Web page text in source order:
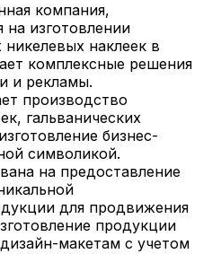
компания,
изготовлении
наклеек в
комплексные решения
и рекламы.
производство
гальванических
бизнес-
символикой.
на предоставление
для продвижения
продукции
макетам с учетом